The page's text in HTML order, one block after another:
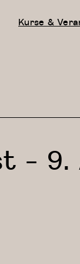
Kurse &
-